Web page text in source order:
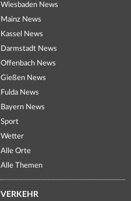
Wiesbaden News
Mainz News
Kassel News
Darmstadt News
Offenbach News
Gießen News
Fulda News
Bayern News
Sport
Wetter
Alle Orte
Alle Themen
VERKEHR